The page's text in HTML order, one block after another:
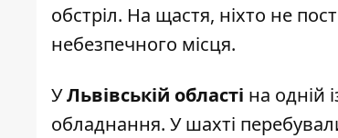
обстріл. На щастя, ніхто не
небезпечного місця.
УЛьвівській області на одній
обладнання. У шахті